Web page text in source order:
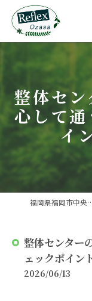
整体セ
心して
イ
福岡県福岡市中央区の
整体センター
ェックポイン
2026/06/13